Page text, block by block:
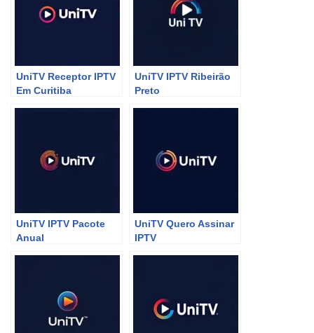
UniTV Receptor IPTV
Em Curitiba
UniTV IPTV Ribeirão
Preto
UniTV IPTV Pacote
Anual
UniTV Quero Assinar
IPTV